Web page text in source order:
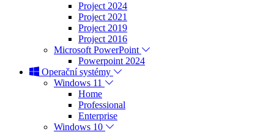
Project 2024
Project 2021
Project 2019
Project 2016
Microsoft PowerPoint
Powerpoint 2024
Operační systémy
Windows 11
Home
Professional
Enterprise
Windows 10